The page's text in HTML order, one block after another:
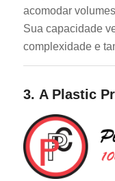
acomodar
Sua capacidade
complexidade e
3. A Plastic